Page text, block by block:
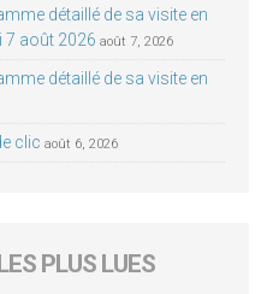
détaillé de sa visite en
7 août 2026 août 7, 2026
détaillé de sa visite en
clic août 6, 2026
PLUS LUES